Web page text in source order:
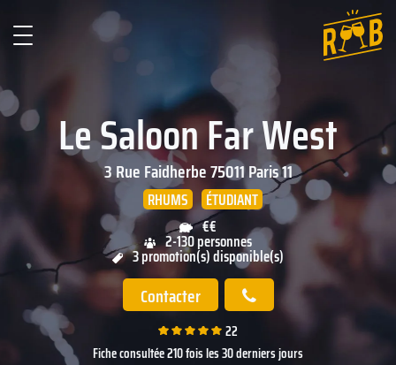
Le Saloon Far West
3 Rue Faidherbe75011Paris 11
RHUMS
ÉTUDIANT
€€
2-130 personnes
3 promotion(s) disponible(s)
Contacter
22
Fiche consultée 210 fois les 30 derniers jours